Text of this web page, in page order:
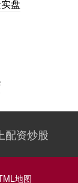
盘
配资炒股
地图